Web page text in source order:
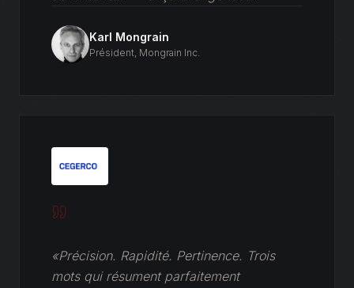
Karl Mongrain
Président Mongrain Inc.
«Précision. Rapidité. Pertinence. Trois
mots qui résument parfaitement